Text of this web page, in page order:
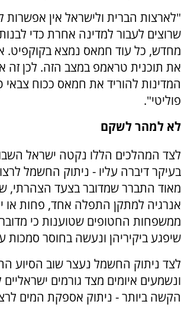
"לארצות הברית ולישראל אין אפשרות
שרוצים לעבור למדינה אחרת כדי
מחדש, כל עוד חמאס נמצא בקוקפיט.
את תוכנית טראמפ במצב הזה. לכן זה
המדינות להוריד את חמאס ככוח צבאי
פוליטי".
לא למהר לשקם
לצד המהלכים הללו נקטה ישראל
בעיקר דיברה עליו - ניתוק החשמל
מאוד התברר שמדובר בצעד הצהרתי,
אנרגיה למתקן התפלה אחד, פחות או
ממשפחות החטופים שטוענות כי מדובר
שיפגע ביקיריהן ונעשה בחוסר סמכות
לצד ניתוק החשמל נעצר שוב הסיוע
ונשמעים איומים מצד גורמים
הקשה ביותר - ניתוק אספקת המים